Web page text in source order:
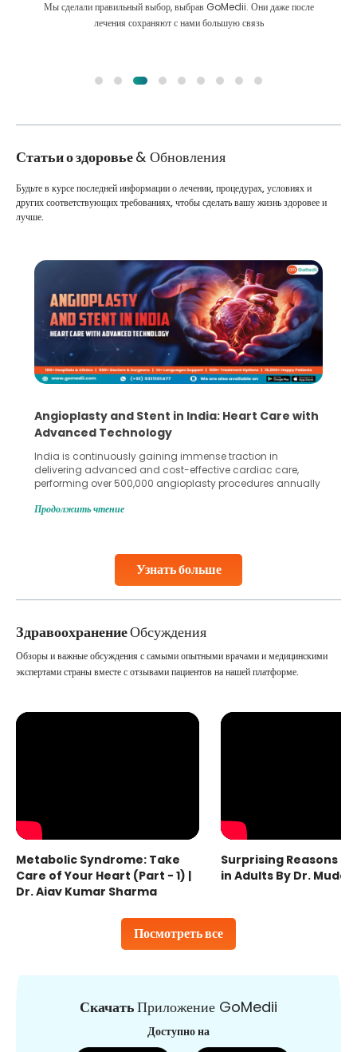
Мы сделали правильный выбор, выбрав GoMedii. Они даже после
лечения сохраняют с нами большую связь
Статьи о здоровье& Обновления
Узнать больше
Будьте в курсе последней информации о лечении, процедурах, условиях и
других соответствующих требованиях, чтобы сделать вашу жизнь здоровее и
лучше.
5 Essential Steps for Effective Human Sperm
Collection and Processing Methods
Human sperm collection and processing are critical steps
in advanced reproductive techniques like In Vitro
Fertilization (IVF) and intrauterine insemination (IUI). These
challenges and help couples achieve their dream of
collected, they process the
Продолжить чтение
ЗдравоохранениеОбсуждения
Посмотреть все
Обзоры и важные обсуждения с самыми опытными врачами и медицинскими
экспертами страны вместе с отзывами пациентов на нашей платформе.
Metabolic Syndrome: Take
Care of Your Heart (Part - 1) |
Dr. Ajay Kumar Sharma
Surprising Reasons
in Adults By Dr.
СкачатьПриложение GoMedii
Доступно на